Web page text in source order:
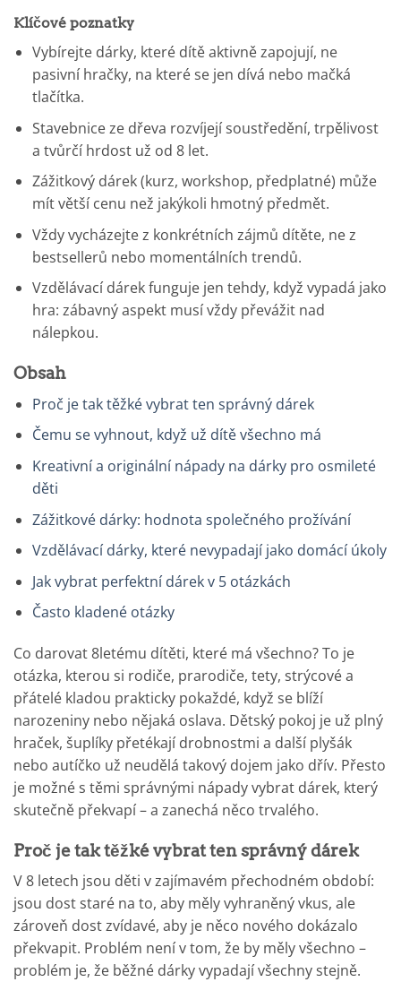
Klíčové poznatky
Vybírejte dárky, které dítě aktivně zapojují, ne
pasivní hračky, na které se jen dívá nebo mačká
tlačítka.
Stavebnice ze dřeva rozvíjejí soustředění, trpělivost
a tvůrčí hrdost už od 8 let.
Zážitkový dárek (kurz, workshop, předplatné) může
mít větší cenu než jakýkoli hmotný předmět.
Vždy vycházejte z konkrétních zájmů dítěte, ne z
bestsellerů nebo momentálních trendů.
Vzdělávací dárek funguje jen tehdy, když vypadá jako
hra: zábavný aspekt musí vždy převážit nad
nálepkou.
Obsah
Proč je tak těžké vybrat ten správný dárek
Čemu se vyhnout, když už dítě všechno má
Kreativní a originální nápady na dárky pro osmileté
děti
Zážitkové dárky: hodnota společného prožívání
Vzdělávací dárky, které nevypadají jako domácí úkoly
Jak vybrat perfektní dárek v 5 otázkách
Často kladené otázky
Co darovat 8letému dítěti, které má všechno? To je
otázka, kterou si rodiče, prarodiče, tety, strýcové a
přátelé kladou prakticky pokaždé, když se blíží
narozeniny nebo nějaká oslava. Dětský pokoj je už plný
hraček, šuplíky přetékají drobnostmi a další plyšák
nebo autíčko už neudělá takový dojem jako dřív. Přesto
je možné s těmi správnými nápady vybrat dárek, který
skutečně překvapí – a zanechá něco trvalého.
Proč je tak těžké vybrat ten správný dárek
V 8 letech jsou děti v zajímavém přechodném období:
jsou dost staré na to, aby měly vyhraněný vkus, ale
zároveň dost zvídavé, aby je něco nového dokázalo
překvapit. Problém není v tom, že by měly všechno –
problém je, že běžné dárky vypadají všechny stejně.